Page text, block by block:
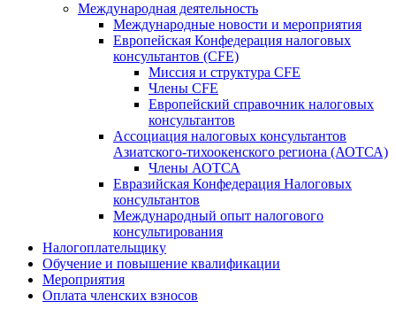
Международная деятельность
Международные новости и мероприятия
Европейская Конфедерация налоговых
консультантов (CFE)
Миссия и структура CFE
Члены CFE
Европейский справочник налоговых
консультантов
Ассоциация налоговых консультантов
Азиатского-тихоокенского региона (АОТСА)
Члены АОТСА
Евразийская Конфедерация Налоговых
консультантов
Международный опыт налогового
консультирования
Налогоплательщику
Обучение и повышение квалификации
Мероприятия
Оплата членских взносов